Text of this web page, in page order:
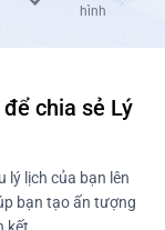
hình
chia sẻ Lý
lý lịch của bạn lên
bạn tạo ấn tượng